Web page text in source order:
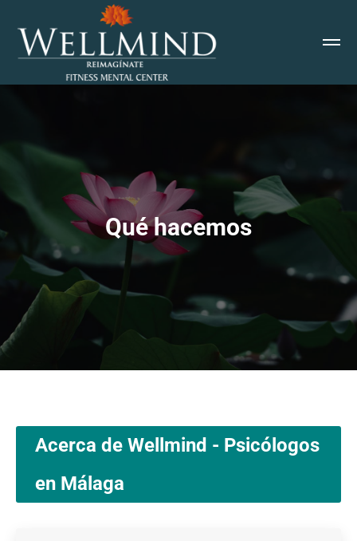
Qué hacemos
Estás aquí:
Acerca de Wellmind - Psicólogos
en Málaga